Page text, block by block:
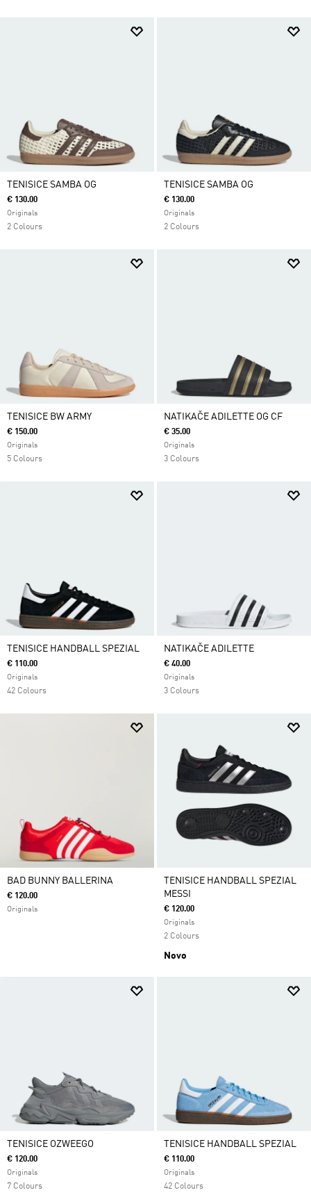
TENISICE SAMBA OG
€ 130.00
Originals
2 Colours
TENISICE SAMBA OG
€ 130.00
Originals
2 Colours
TENISICE BW ARMY
€ 150.00
Originals
5 Colours
NATIKAČE ADILETTE OG CF
€ 35.00
Originals
3 Colours
TENISICE HANDBALL SPEZIAL
€ 110.00
Originals
42 Colours
NATIKAČE ADILETTE
€ 40.00
Originals
3 Colours
BAD BUNNY BALLERINA
€ 120.00
Originals
TENISICE HANDBALL SPEZIAL
MESSI
€ 120.00
Originals
2 Colours
Novo
TENISICE OZWEEGO
€ 120.00
Originals
7 Colours
TENISICE HANDBALL SPEZIAL
€ 110.00
Originals
42 Colours